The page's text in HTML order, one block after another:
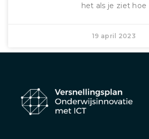
het als je ziet hoe
19 april 2023